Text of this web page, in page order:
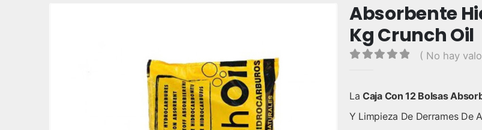
Absorbente
Kg Crunch Oil
( No hay
LaCaja Con 12 Bolsas
Y Limpieza De Derrames De